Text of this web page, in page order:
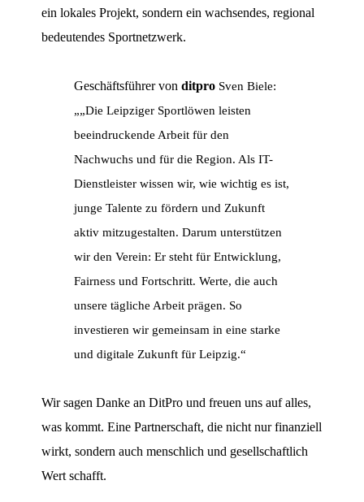
ein lokales Projekt, sondern ein wachsendes, regional
bedeutendes Sportnetzwerk.
Geschäftsführer vonditpro Sven Biele:
„„Die Leipziger Sportlöwen leisten
beeindruckende Arbeit für den
Nachwuchs und für die Region. Als IT-
Dienstleister wissen wir, wie wichtig es ist,
junge Talente zu fördern und Zukunft
aktiv mitzugestalten. Darum unterstützen
wir den Verein: Er steht für Entwicklung,
Fairness und Fortschritt. Werte, die auch
unsere tägliche Arbeit prägen. So
investieren wir gemeinsam in eine starke
und digitale Zukunft für Leipzig.“
Wir sagen Danke an DitPro und freuen uns auf alles,
was kommt. Eine Partnerschaft, die nicht nur finanziell
wirkt, sondern auch menschlich und gesellschaftlich
Wert schafft.